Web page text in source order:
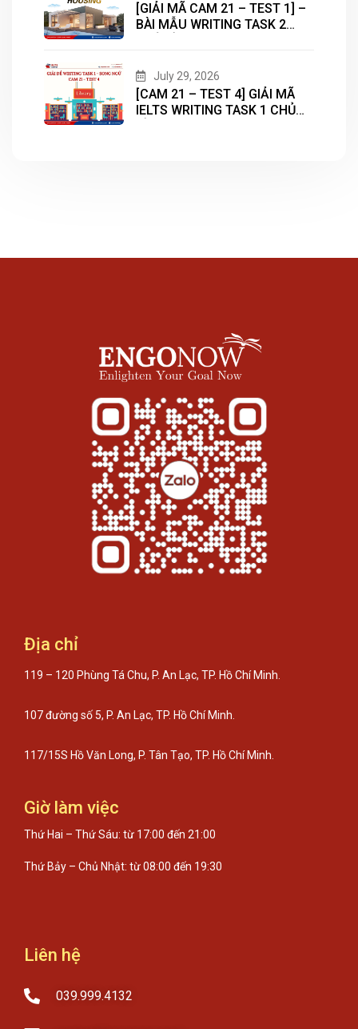
[GIẢI MÃ CAM 21 – TEST 1] –
BÀI MẪU WRITING TASK 2
July 29, 2026
[CAM 21 – TEST 4] GIẢI MÃ
IELTS WRITING TASK 1 CHỦ
Địa chỉ
119 – 120 Phùng Tá Chu, P. An Lạc, TP. Hồ Chí Minh.
107 đường số 5, P. An Lạc, TP. Hồ Chí Minh.
117/15S Hồ Văn Long, P. Tân Tạo, TP. Hồ Chí Minh.
Giờ làm việc
Thứ Hai – Thứ Sáu: từ 17:00 đến 21:00
Thứ Bảy – Chủ Nhật: từ 08:00 đến 19:30
Liên hệ
039.999.4132